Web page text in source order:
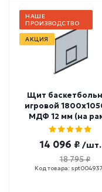
НАШЕ
ПРОИЗВОДСТВО
АКЦИЯ
Щит
игровой
МДФ 12 мм (на
СТ-163
14 096 ₽ /шт.
18 795 ₽
Код товара: